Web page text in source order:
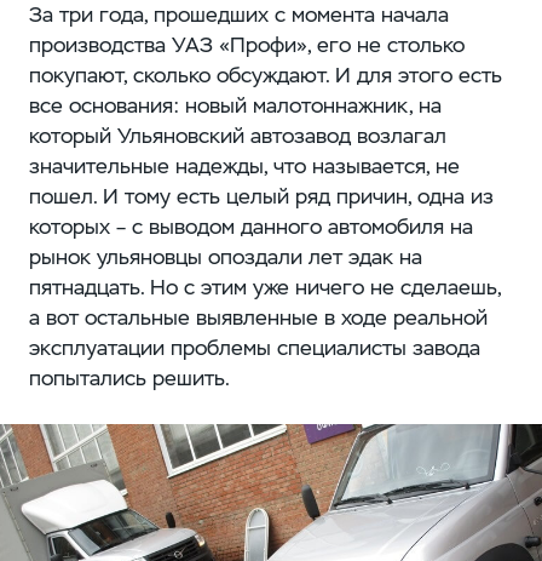
За три года, прошедших с момента начала
производства УАЗ «Профи», его не столько
покупают, сколько обсуждают. И для этого есть
все основания: новый малотоннажник, на
который Ульяновский автозавод возлагал
значительные надежды, что называется, не
пошел. И тому есть целый ряд причин, одна из
которых – с выводом данного автомобиля на
рынок ульяновцы опоздали лет эдак на
пятнадцать. Но с этим уже ничего не сделаешь,
а вот остальные выявленные в ходе реальной
эксплуатации проблемы специалисты завода
попытались решить.